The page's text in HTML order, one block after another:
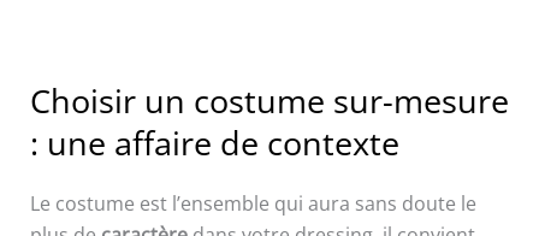
Choisir un costume sur-mesure
: une affaire de contexte
Le costume est l’ensemble qui aura sans doute le